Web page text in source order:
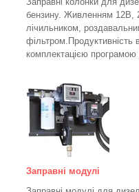
бензину. Живленням 12В,
лічильником,
фільтром.
комплектацією
Заправні модулі